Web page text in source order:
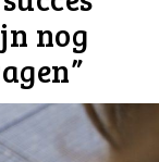
nog